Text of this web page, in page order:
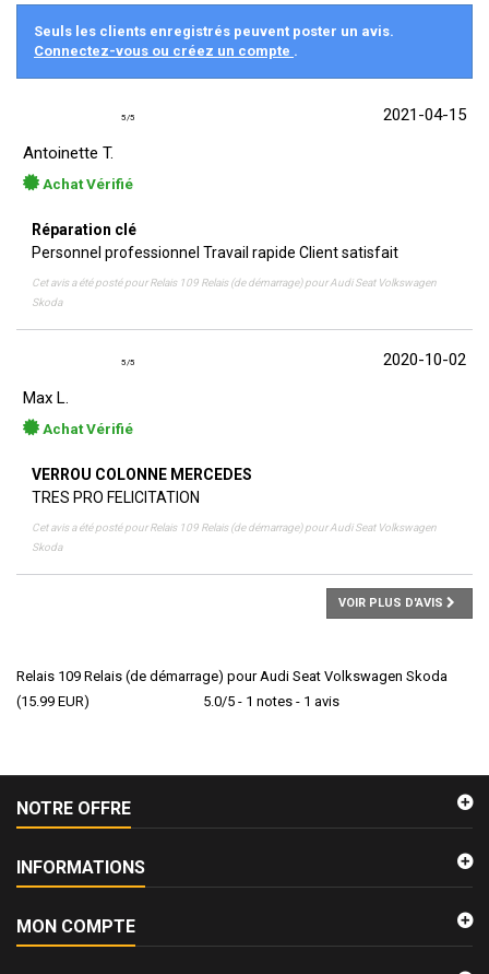
Seuls les clients enregistrés peuvent poster un avis.
Connectez-vous ou créez un compte .
5/5
2021-04-15
Antoinette T.
Achat Vérifié
Réparation clé
Personnel professionnel Travail rapide Client satisfait
Cet avis a été posté pourRelais 109 Relais (de démarrage) pour Audi Seat Volkswagen
Skoda
5/5
2020-10-02
Max L.
Achat Vérifié
VERROU COLONNE MERCEDES
TRES PRO FELICITATION
Cet avis a été posté pourRelais 109 Relais (de démarrage) pour Audi Seat Volkswagen
Skoda
VOIR PLUS D'AVIS
Relais 109 Relais (de démarrage) pour Audi Seat Volkswagen Skoda
(15.99 EUR) 5.0/5 - 1 notes - 1 avis
NOTRE OFFRE
INFORMATIONS
MON COMPTE